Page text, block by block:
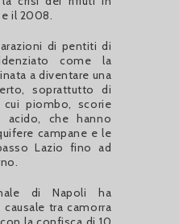
il 2008.
di pentiti di
come la
a diventare una
soprattutto di
piombo, scorie
acido, che hanno
campane e le
Lazio fino ad
di Napoli ha
tra camorra